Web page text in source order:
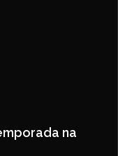
na